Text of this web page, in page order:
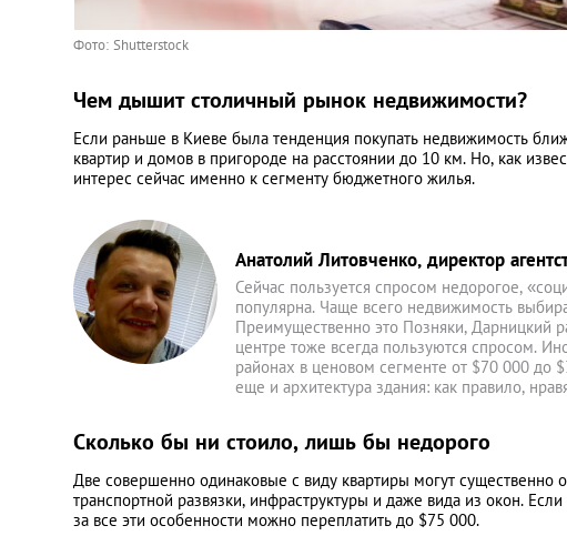
Фото: Shutterstock
Чем дышит столичный рынок недвижимости?
Если раньше в Киеве была тенденция покупать недвижимость
квартир и домов в пригороде на расстоянии до 10 км. Но, как
интерес сейчас именно к сегменту бюджетного жилья.
Анатолий Литовченко, директор
Сейчас пользуется спросом недорогое,
популярна. Чаще всего недвижимость
Преимущественно это Позняки, Дарницкий
центре тоже всегда пользуются спросом.
районах в ценовом сегменте от $70 000 до
еще и архитектура здания: как правило,
Сколько бы ни стоило, лишь бы недорого
Две совершенно одинаковые с виду квартиры могут существенно
транспортной развязки, инфраструктуры и даже вида из окон.
за все эти особенности можно переплатить до $75 000.